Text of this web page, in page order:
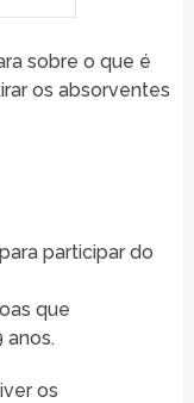
sobre o que é
os absorventes
participar do
que
anos.
os